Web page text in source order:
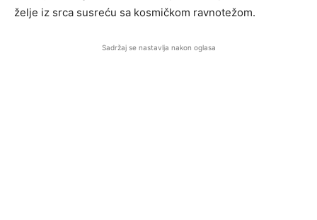
želje iz srca susreću sa kosmičkom ravnotežom.
Sadržaj se nastavlja nakon oglasa